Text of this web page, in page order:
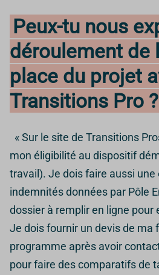
Peux-tu nous
déroulement de
place du projet
Transitions Pro ?
« Sur le site de Transitions
mon éligibilité au dispositif
travail). Je dois faire aussi
indemnités données par Pôle
dossier à remplir en ligne pour
Je dois fournir un devis de ma
programme après avoir
pour faire des comparatifs de